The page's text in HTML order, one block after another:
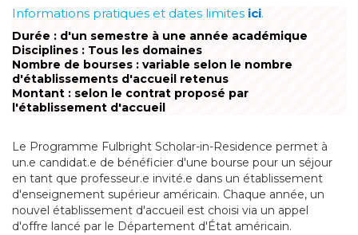
Informations pratiques et dates limites ici.
Durée : d'un semestre à une année académique
Disciplines : Tous les domaines
Nombre de bourses : variable selon le nombre
d'établissements d'accueil retenus
Montant : selon le contrat proposé par
l'établissement d'accueil
Le Programme Fulbright Scholar-in-Residence permet à
un.e candidat.e de bénéficier d'une bourse pour un séjour
en tant que professeur.e invité.e dans un établissement
d'enseignement supérieur américain. Chaque année, un
nouvel établissement d'accueil est choisi via un appel
d'offre lancé par le Département d'État américain.